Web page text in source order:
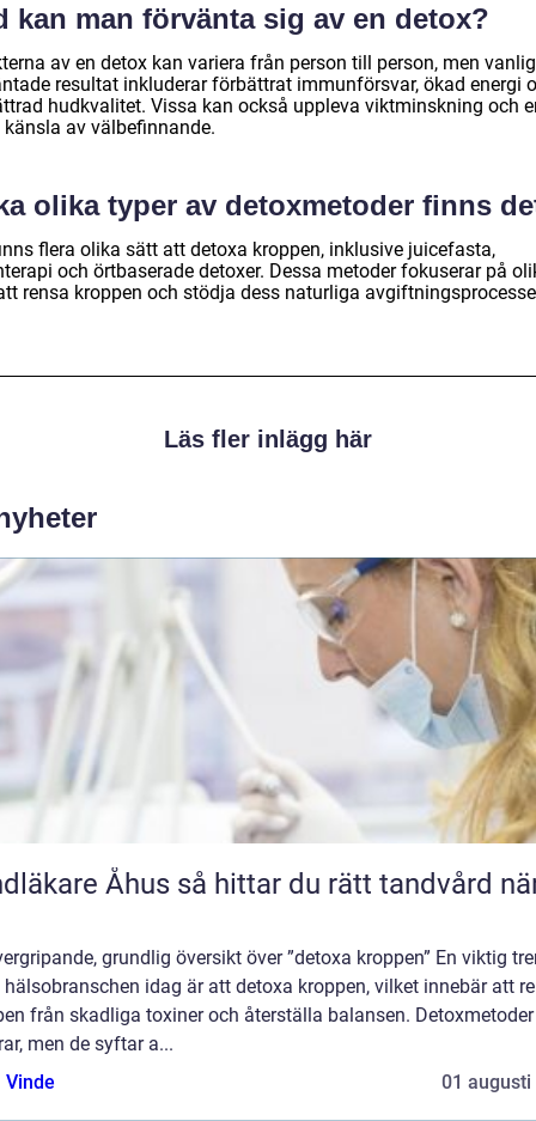
kan man förvänta sig av en detox?
av en detox kan variera från person till person, men
resultat inkluderar förbättrat immunförsvar, ökad energi
hudkvalitet. Vissa kan också uppleva viktminskning och
känsla av välbefinnande.
olika typer av detoxmetoder finns
flera olika sätt att detoxa kroppen, inklusive juicefasta,
och örtbaserade detoxer. Dessa metoder fokuserar på
rensa kroppen och stödja dess naturliga
Läs fler inlägg här
Åhus så hittar du rätt tandvård nära
grundlig översikt över ”detoxa kroppen” En viktig
idag är att detoxa kroppen, vilket innebär att
från skadliga toxiner och återställa balansen. Detoxmetoder
men de syftar a...
Vinde
01 augusti